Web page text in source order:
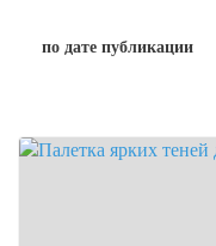
по дате публикации